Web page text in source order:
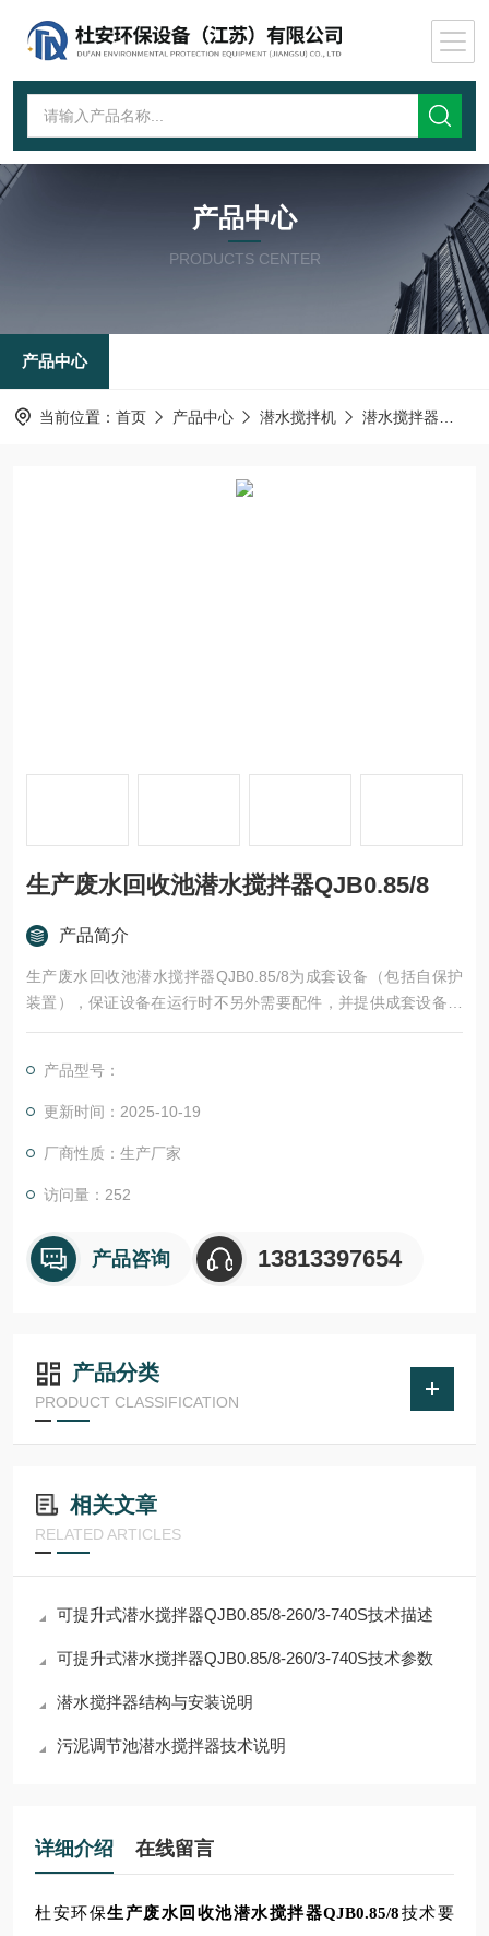
产品中心
PRODUCTS CENTER
产品中心
当前位置： 首页 产品中心 潜水搅拌机 潜水搅拌器
生产废水回收池潜水搅拌器QJB0.85/8
产品简介
生产废水回收池潜水搅拌器QJB0.85/8为成套设备（包括自保护
装置），保证设备在运行时不另外需要配件，并提供成套设备的
安装，指导调试。
产品型号：
更新时间：2025-10-19
厂商性质：生产厂家
访问量：252
产品咨询 13813397654
产品分类
PRODUCT CLASSIFICATION
相关文章
RELATED ARTICLES
可提升式潜水搅拌器QJB0.85/8-260/3-740S技术描述
可提升式潜水搅拌器QJB0.85/8-260/3-740S技术参数
潜水搅拌器结构与安装说明
污泥调节池潜水搅拌器技术说明
详细介绍 在线留言
杜安环保生产废水回收池潜水搅拌器QJB0.85/8技术要